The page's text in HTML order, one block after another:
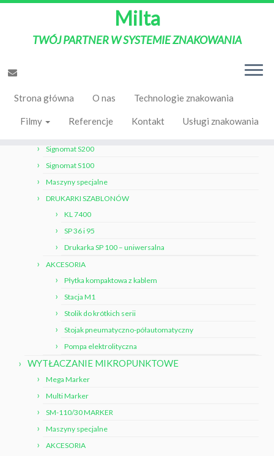
Milta
TWÓJ PARTNER W SYSTEMIE ZNAKOWANIA
Strona główna O nas Technologie znakowania
Filmy Referencje Kontakt Usługi znakowania
Signomat S200
ZNAKOWANIE ELEKTROLITYCZNE
Signomat S200
Signomat S100
Maszyny specjalne
DRUKARKI SZABLONÓW
KL 7400
SP 36 i 95
Drukarka SP 100 – uniwersalna
AKCESORIA
Płytka kompaktowa z kablem
Stacja M1
Stolik do krótkich serii
Stojak pneumatyczno-półautomatyczny
Pompa elektrolityczna
WYTŁACZANIE MIKROPUNKTOWE
Mega Marker
Multi Marker
SM-110/30 MARKER
Maszyny specjalne
AKCESORIA